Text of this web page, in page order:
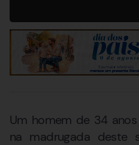
Um homem de 34
na madrugada deste